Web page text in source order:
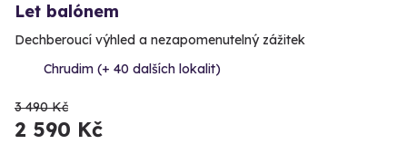
Let balónem
Dechberoucí výhled a nezapomenutelný zážitek
Chrudim (+ 40 dalších lokalit)
3 490 Kč
2 590 Kč